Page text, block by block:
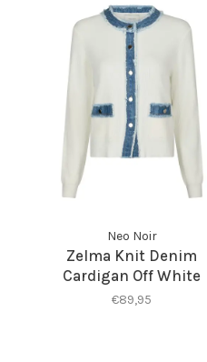
Neo Noir
Zelma Knit Denim
Cardigan Off White
€89,95